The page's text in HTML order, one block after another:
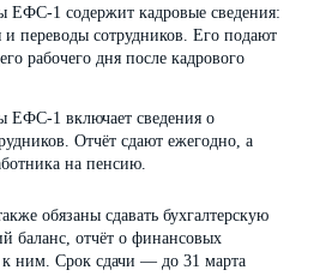
ЕФС-1 содержит кадровые сведения:
переводы сотрудников. Его подают
рабочего дня после кадрового
ЕФС-1 включает сведения о
Отчёт сдают ежегодно, а
на пенсию.
обязаны сдавать бухгалтерскую
баланс, отчёт о финансовых
к ним. Срок сдачи — до 31 марта